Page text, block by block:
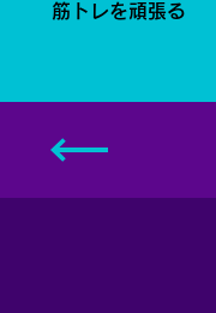
筋トレを頑張る